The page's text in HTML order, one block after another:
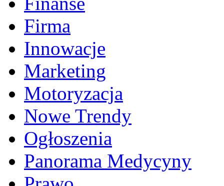
Firma
Innowacje
Marketing
Motoryzacja
Nowe Trendy
Ogłoszenia
Panorama Medycyny